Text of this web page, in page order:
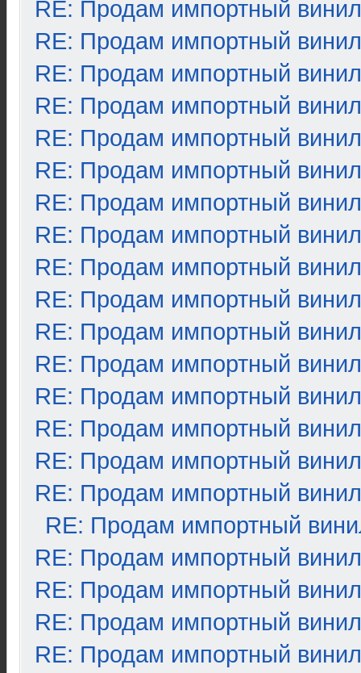
RE: Продам импортный винил
RE: Продам импортный винил
RE: Продам импортный винил
RE: Продам импортный винил
RE: Продам импортный винил
RE: Продам импортный винил
RE: Продам импортный винил
RE: Продам импортный винил
RE: Продам импортный винил
RE: Продам импортный винил
RE: Продам импортный винил
RE: Продам импортный винил
RE: Продам импортный винил
RE: Продам импортный винил
RE: Продам импортный винил
RE: Продам импортный винил
RE: Продам импортный
RE: Продам импортный винил
RE: Продам импортный винил
RE: Продам импортный винил
RE: Продам импортный винил